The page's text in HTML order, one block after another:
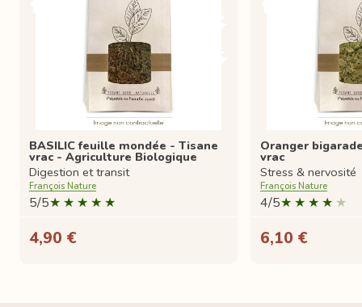
BASILIC feuille mondée - Tisane
vrac - Agriculture Biologique
Digestion et transit
François Nature
5/5
4,90 €
Oranger
vrac
Stress & nervosité
François Nature
4/5
6,10 €